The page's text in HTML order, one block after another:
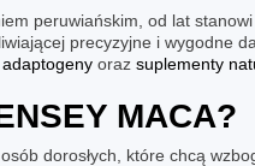
peruwiańskim, od lat
precyzyjne i wygodne
adaptogeny oraz suplementy
MACA?
dorosłych, które chcą